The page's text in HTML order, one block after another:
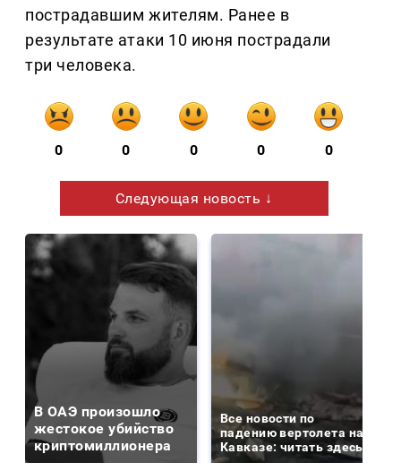
пострадавшим жителям. Ранее в
результате атаки 10 июня пострадали
три человека.
0 0 0 0 0
Следующая новость ↓
В ОАЭ произошло
жестокое убийство
криптомиллионера
Все новости по
падению вертолета на
Кавказе: читать здесь